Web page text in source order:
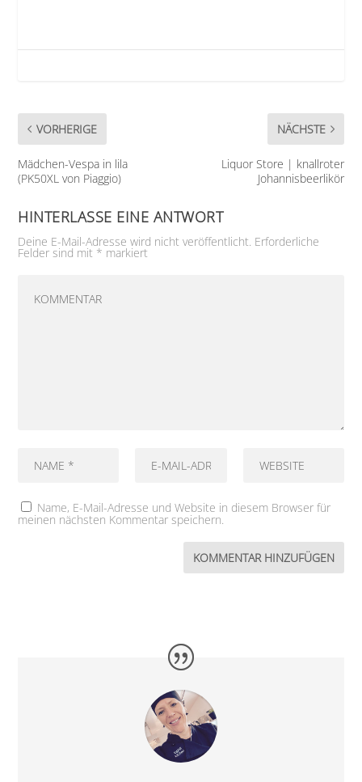
VORHERIGE
Mädchen-Vespa in lila
(PK50XL von Piaggio)
NÄCHSTE
Liquor Store | knallroter
Johannisbeerlikör
HINTERLASSE EINE ANTWORT
Deine E-Mail-Adresse wird nicht veröffentlicht. Erforderliche
Felder sind mit * markiert
Name, E-Mail-Adresse und Website in diesem Browser für
meinen nächsten Kommentar speichern.